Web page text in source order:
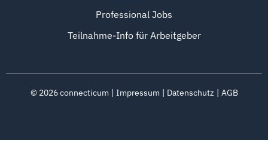
Professional Jobs
Teilnahme-Info für Arbeitgeber
© 2026connecticum Impressum Datenschutz AGB